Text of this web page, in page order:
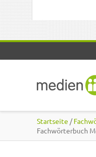
Startseite /
Fachwörterbuch